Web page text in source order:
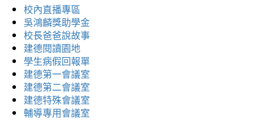
校內直播專區
吳鴻麟獎助學金
校長爸爸說故事
建德閱讀園地
學生病假回報單
建德第一會議室
建德第二會議室
建德特殊會議室
輔導專用會議室